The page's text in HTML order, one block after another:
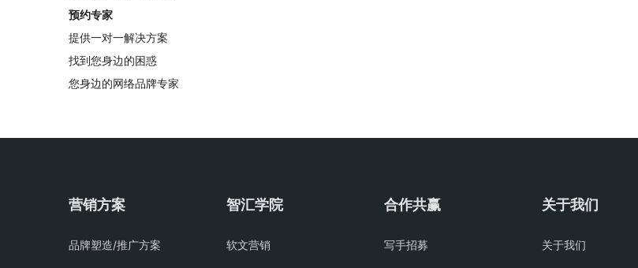
预约专家
提供一对一解决方案
找到您身边的困惑
您身边的网络品牌专家
营销方案
品牌塑造/推广方案
智汇学院
软文营销
合作共赢
写手招募
关于我们
关于我们